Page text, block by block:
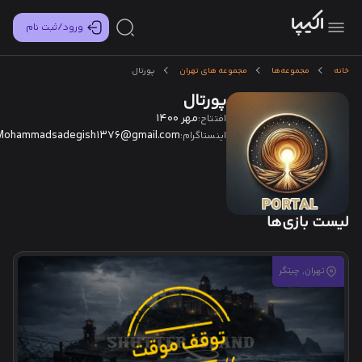
ورود/ثبت نام
خانه مجموعه‌ها مجموعه های تهران پورتال
پورتال
افتتاح:مهر 1400
اینستاگرام:Mohammadsadegish1376@gmail.com
لیست بازی‌ها
تهران, چیتگر